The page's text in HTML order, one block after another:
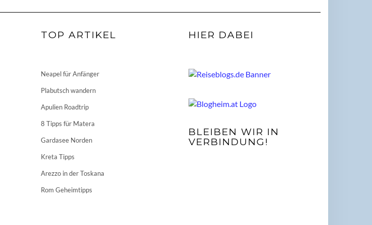
TOP ARTIKEL
Neapel für Anfänger
Plabutsch wandern
Apulien Roadtrip
8 Tipps für Matera
Gardasee Norden
Kreta Tipps
Arezzo in der Toskana
Rom Geheimtipps
HIER DABEI
BLEIBEN WIR IN
VERBINDUNG!